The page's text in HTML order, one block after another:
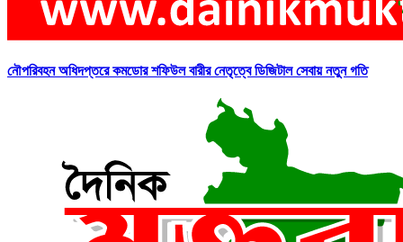
নৌপরিবহন অধিদপ্তরে কমডোর শফিউল বারীর নেতৃত্বে ডিজিটাল সেবায় নতুন গতি